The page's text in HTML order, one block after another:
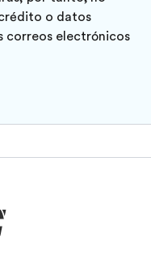
o datos
correos electrónicos